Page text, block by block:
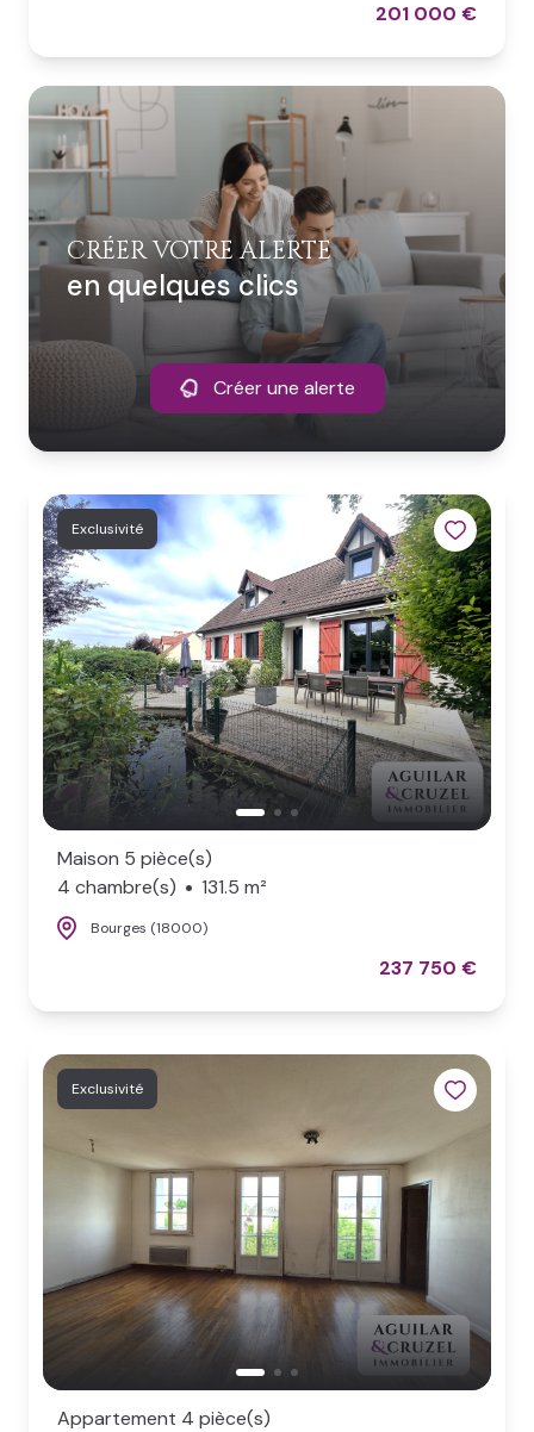
201 000 €
CRÉER VOTRE ALERTE
en quelques clics
Créer une alerte
Exclusivité
Maison 5 pièce(s)
4 chambre(s)
131.5 m²
Bourges (18000)
237 750 €
Exclusivité
Appartement 4 pièce(s)